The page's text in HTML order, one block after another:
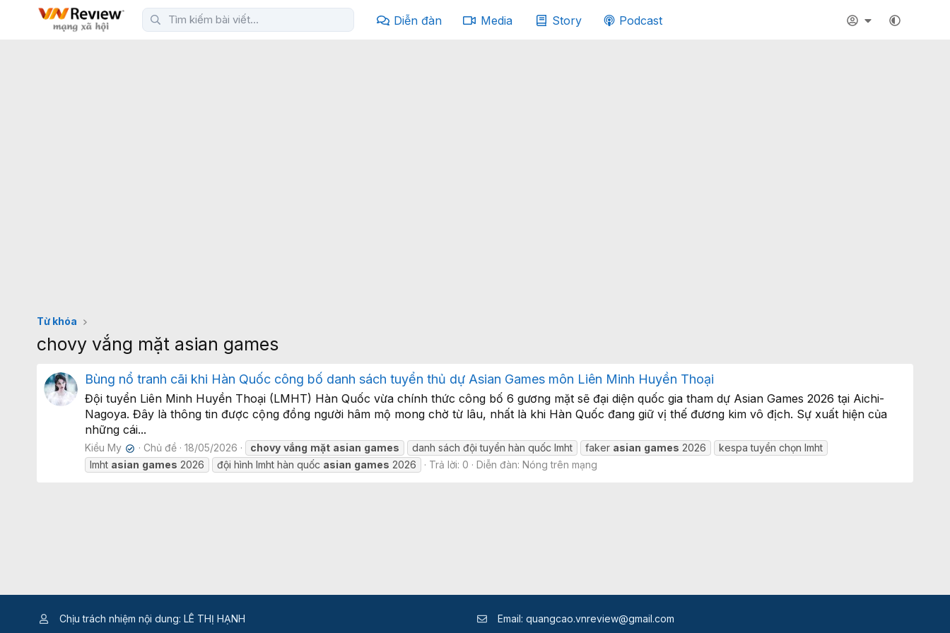
Diễn đàn Media Story Podcast
Từ khóa
chovy vắng mặt asian games
Bùng nổ tranh cãi khi Hàn Quốc công bố danh sách tuyển thủ dự Asian Games môn Liên Minh Huyền Thoại
Đội tuyển Liên Minh Huyền Thoại (LMHT) Hàn Quốc vừa chính thức công bố 6 gương mặt sẽ đại diện quốc gia tham dự Asian Games 2026 tại Aichi-
Nagoya. Đây là thông tin được cộng đồng người hâm mộ mong chờ từ lâu, nhất là khi Hàn Quốc đang giữ vị thế đương kim vô địch. Sự xuất hiện của
những cái...
Kiều My ✔ Chủ đề 18/05/2026 chovy vắng mặt asian games danh sách đội tuyển hàn quốc lmht faker asian games 2026
kespa tuyển chọn lmht
lmht asian games 2026 đội hình lmht hàn quốc asian games 2026 Trả lời: 0 Diễn đàn: Nóng trên mạng
Chịu trách nhiệm nội dung: LÊ THỊ HẠNH Email: quangcao.vnreview@gmail.com